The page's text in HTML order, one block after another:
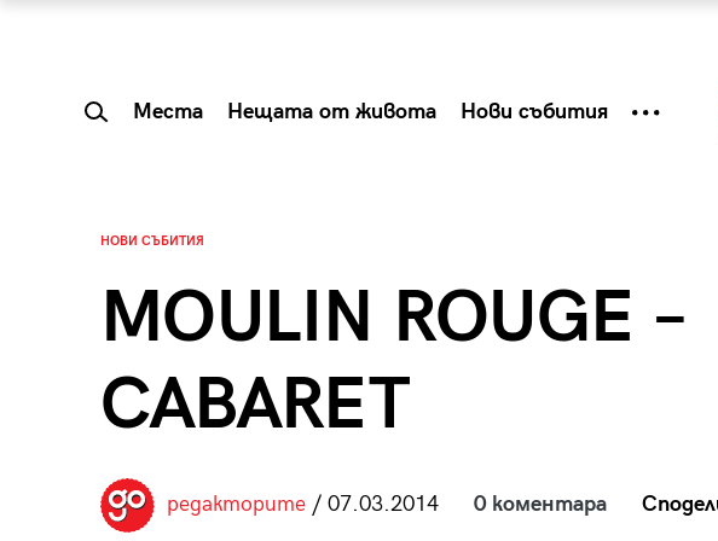
Места Нещата от живота Нови събития
НОВИ СЪБИТИЯ
MOULIN ROUGE –
CABARET
редакторите/ 07.03.2014 0 коментара
Summer Prelude: как